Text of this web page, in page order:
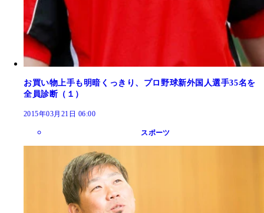
お買い物上手も明暗くっきり、プロ野球新外国人選手35名を
全員診断（１）
2015年03月21日 06:00
スポーツ